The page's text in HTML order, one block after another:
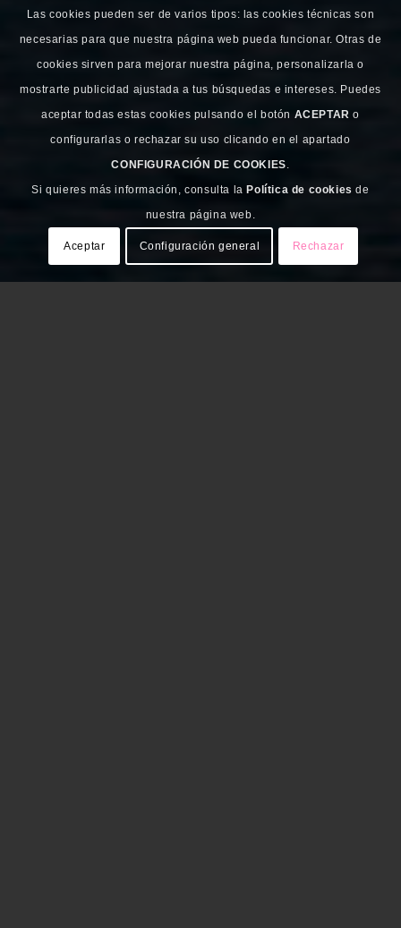
Las cookies pueden ser de varios tipos: las cookies técnicas son
necesarias para que nuestra página web pueda funcionar. Otras de
cookies sirven para mejorar nuestra página, personalizarla o
mostrarte publicidad ajustada a tus búsquedas e intereses. Puedes
aceptar todas estas cookies pulsando el botón ACEPTAR o
configurarlas o rechazar su uso clicando en el apartado
CONFIGURACIÓN DE COOKIES.
Si quieres más información, consulta la Política de cookies de
nuestra página web.
Aceptar Configuración general Rechazar